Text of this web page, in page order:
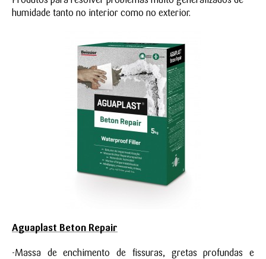
humidade tanto no interior como no exterior.
Aguaplast Beton Repair
-Massa de enchimento de fissuras, gretas profundas e